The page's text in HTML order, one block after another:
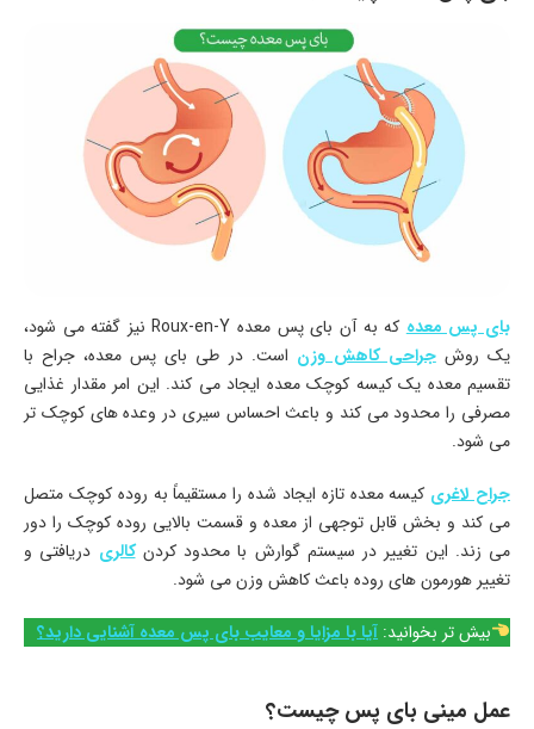
بای پس معده
که به آن بای پس معده Roux-en-Y نیز گفته می شود،
یک روشجراحی کاهش وزن است. در طی بای پس معده، جراح با
تقسیم معده یک کیسه کوچک معده ایجاد می کند. این امر مقدار غذایی
مصرفی را محدود می کند و باعث احساس سیری در وعده های کوچک تر
می شود.
جراح لاغری کیسه معده تازه ایجاد شده را مستقیماً به روده کوچک متصل
می کند و بخش قابل توجهی از معده و قسمت بالایی روده کوچک را دور
می زند. این تغییر در سیستم گوارش با محدود کردنکالری دریافتی و
تغییر هورمون های روده باعث کاهش وزن می شود.
بیش تر بخوانید: آیا با مزایا و معایب بای پس معده آشنایی دارید؟
عمل مینی بای پس چیست؟